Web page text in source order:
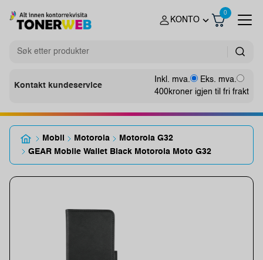
KONTO
0
Kontakt kundeservice
Inkl. mva.
Eks. mva.
400kroner igjen til fri frakt
Mobil Motorola
Motorola G32
GEAR Mobile Wallet Black Motorola Moto G32